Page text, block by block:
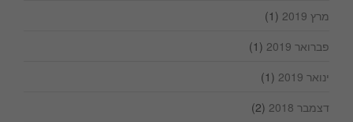
מרץ 2019
(1)
פברואר 2019
(1)
ינואר 2019
(1)
דצמבר 2018
(2)